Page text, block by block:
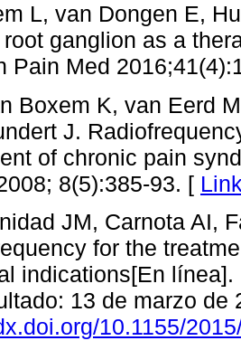
L, van Dongen E,
ganglion as a
Pain Med
Boxem K, van Eerd
J.
of chronic pain
8(5):385-93. [
JM, Carnota AI,
for the
indications[En
13 de marzo de
10.1155/